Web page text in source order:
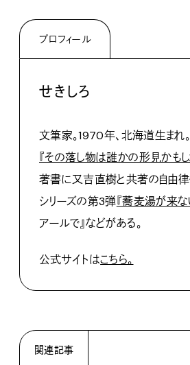
プロフィール
せきしろ
文筆家。1970年、北海道生まれ
『その落し物は誰かの形見かもし
著書に又吉直樹と共著の自由
シリーズの第3弾『蕎麦湯が来な
アールで』などがある。
公式サイトはこちら。
関連記事